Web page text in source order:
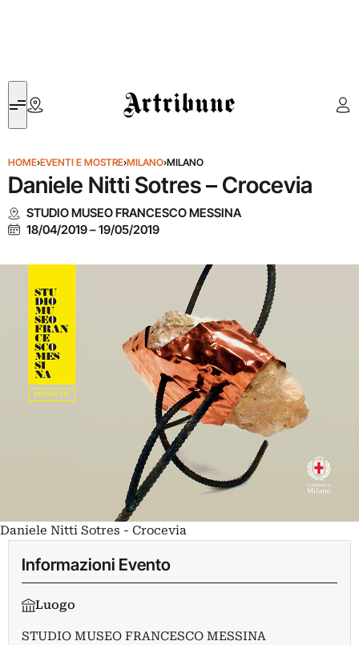
Artribune
HOME›EVENTI E MOSTRE›MILANO›MILANO
Daniele Nitti Sotres – Crocevia
STUDIO MUSEO FRANCESCO MESSINA
18/04/2019–19/05/2019
Daniele Nitti Sotres - Crocevia
Informazioni Evento
Luogo
STUDIO MUSEO FRANCESCO MESSINA